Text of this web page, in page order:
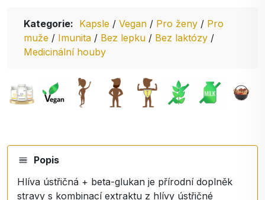
Kategorie: Kapsle / Vegan / Pro ženy / Pro
muže / Imunita / Bez lepku / Bez laktózy /
Medicinální houby
Popis
Hlíva ústřičná + beta-glukan je přírodní doplněk
stravy s kombinací extraktu z hlívy ústřičné